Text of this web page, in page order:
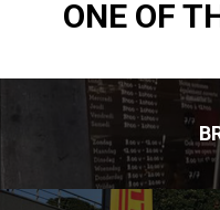
ONE OF